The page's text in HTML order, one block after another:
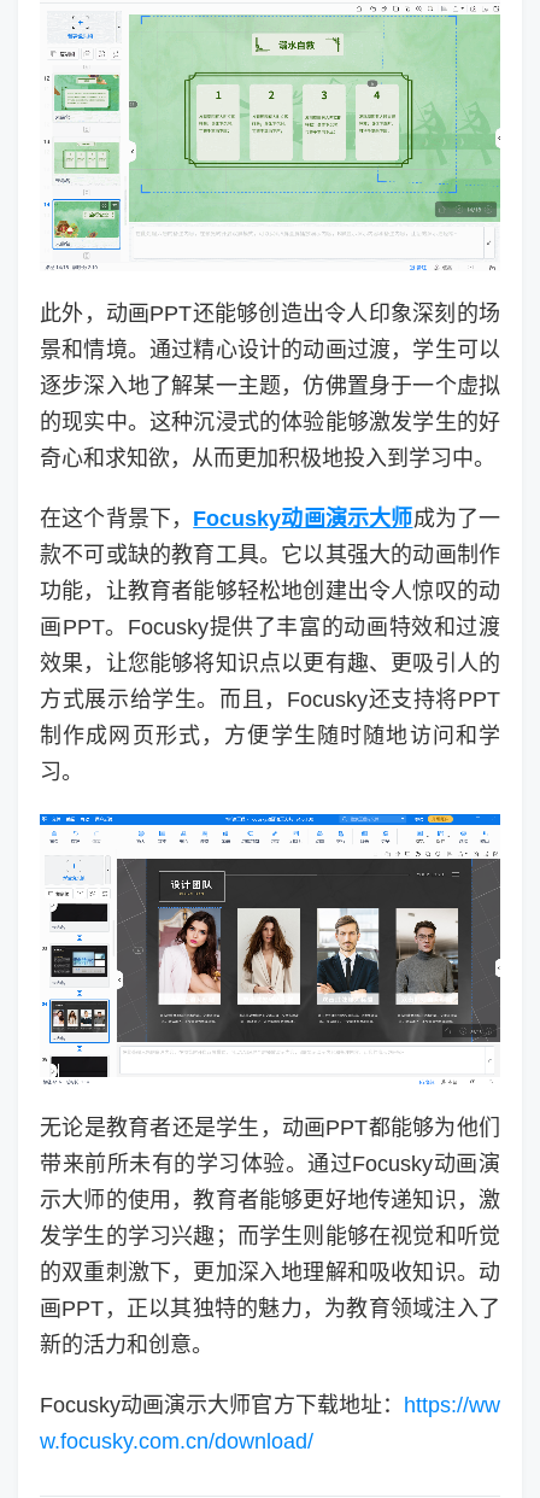
此外，动画PPT还能够创造出令人印象深刻的场
景和情境。通过精心设计的动画过渡，学生可以
逐步深入地了解某一主题，仿佛置身于一个虚拟
的现实中。这种沉浸式的体验能够激发学生的好
奇心和求知欲，从而更加积极地投入到学习中。
在这个背景下， Focusky动画演示大师成为了一
款不可或缺的教育工具。它以其强大的动画制作
功能，让教育者能够轻松地创建出令人惊叹的动
画PPT。Focusky提供了丰富的动画特效和过渡
效果，让您能够将知识点以更有趣、更吸引人的
方式展示给学生。而且，Focusky还支持将PPT
制作成网页形式，方便学生随时随地访问和学
习。
无论是教育者还是学生，动画PPT都能够为他们
带来前所未有的学习体验。通过Focusky动画演
示大师的使用，教育者能够更好地传递知识，激
发学生的学习兴趣；而学生则能够在视觉和听觉
的双重刺激下，更加深入地理解和吸收知识。动
画PPT，正以其独特的魅力，为教育领域注入了
新的活力和创意。
Focusky动画演示大师官方下载地址： https://ww
w.focusky.com.cn/download/